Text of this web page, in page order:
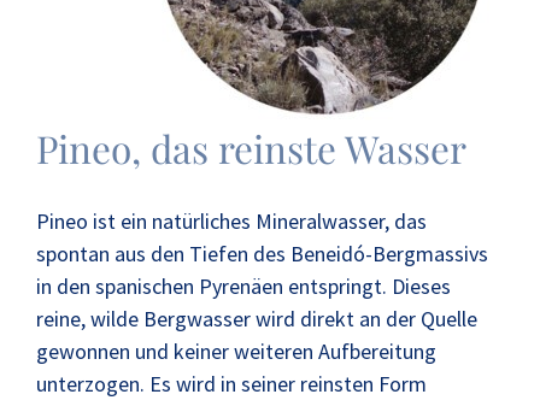
Pineo, das reinste Wasser
Pineo ist ein natürliches Mineralwasser, das
spontan aus den Tiefen des Beneidó-Bergmassivs
in den spanischen Pyrenäen entspringt. Dieses
reine, wilde Bergwasser wird direkt an der Quelle
gewonnen und keiner weiteren Aufbereitung
unterzogen. Es wird in seiner reinsten Form